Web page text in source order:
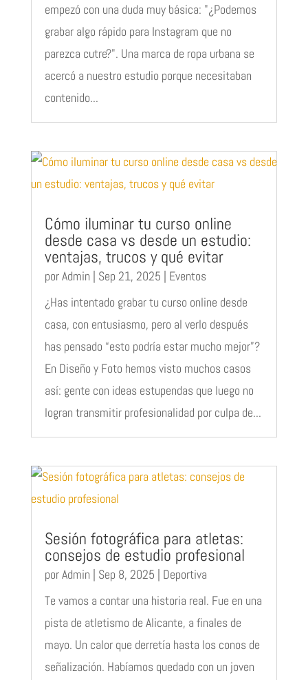
empezó con una duda muy básica: "¿Podemos
grabar algo rápido para Instagram que no
parezca cutre?". Una marca de ropa urbana se
acercó a nuestro estudio porque necesitaban
contenido...
Cómo iluminar tu curso online
desde casa vs desde un estudio:
ventajas, trucos y qué evitar
porAdmin | Sep 21, 2025 | Eventos
¿Has intentado grabar tu curso online desde
casa, con entusiasmo, pero al verlo después
has pensado “esto podría estar mucho mejor”?
En Diseño y Foto hemos visto muchos casos
así: gente con ideas estupendas que luego no
logran transmitir profesionalidad por culpa de...
Sesión fotográfica para atletas:
consejos de estudio profesional
porAdmin | Sep 8, 2025 | Deportiva
Te vamos a contar una historia real. Fue en una
pista de atletismo de Alicante, a finales de
mayo. Un calor que derretía hasta los conos de
señalización. Habíamos quedado con un joven